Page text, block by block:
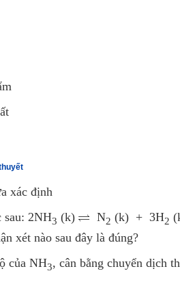
xác định
sau: 2NH3 (k) N2 (k) + 3H2
xét nào sau đây là đúng?
của NH3, cân bằng chuyển dịch